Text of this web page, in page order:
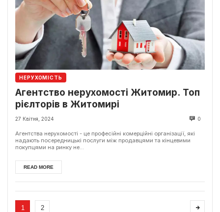
НЕРУХОМІСТЬ
Агентство нерухомості Житомир. Топ
рієлторів в Житомирі
27 Квітня, 2024 0
Агентства нерухомості - це професійні комерційні організації, які
надають посередницькі послуги між продавцями та кінцевими
покупцями на ринку не...
READ MORE
1 2